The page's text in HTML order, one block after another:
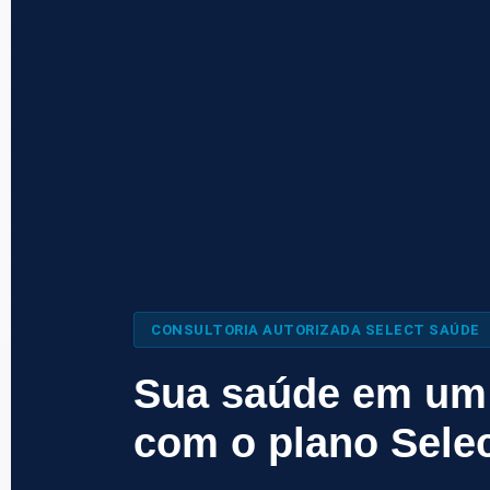
CONSULTORIA AUTORIZADA SELECT SAÚDE
Sua saúde em
com o plano